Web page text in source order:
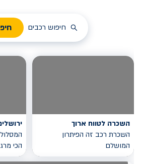
חיפוש רכבים
השכרה לטווח ארוך
השכרת רכב זה הפיתרון
המושלם
הכי